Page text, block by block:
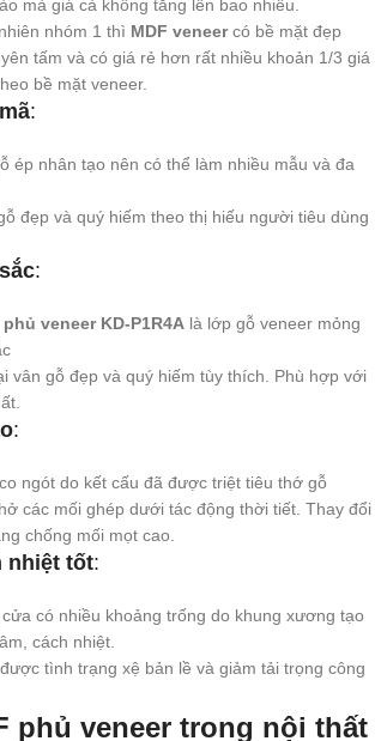
mà giá cả không tăng lên bao nhiêu.
nhóm 1 thì MDF veneercó bề mặt đẹp
tấm và có giá rẻ hơn rất nhiều khoản 1/3 giá
bề mặt veneer.
:
ép nhân tạo nên có thể làm nhiều mẫu và đa
đẹp và quý hiếm theo thị hiếu người tiêu dùng
:
veneer KD-P1R4A là lớp gỗ veneer mỏng
vân gỗ đẹp và quý hiếm tùy thích. Phù hợp với
:
ngót do kết cấu đã được triệt tiêu thớ gỗ
các mối ghép dưới tác động thời tiết. Thay đổi
chống mối mọt cao.
nhiệt tốt:
có nhiều khoảng trống do khung xương tạo
cách nhiệt.
tình trạng xệ bản lề và giảm tải trọng công
phủ veneer trong nội thất